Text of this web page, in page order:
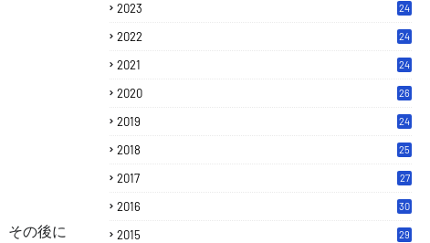
その後に
2023 24
2022 24
2021 24
2020 26
2019 24
2018 25
2017 27
2016 30
2015 29